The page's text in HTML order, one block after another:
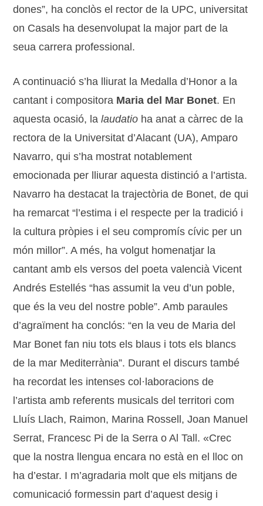
dones”, ha conclòs el rector de la UPC, universitat
on Casals ha desenvolupat la major part de la
seua carrera professional.
A continuació s’ha lliurat la Medalla d’Honor a la
cantant i compositora Maria del Mar Bonet. En
aquesta ocasió, lalaudatio ha anat a càrrec de la
rectora de la Universitat d’Alacant (UA), Amparo
Navarro, qui s’ha mostrat notablement
emocionada per lliurar aquesta distinció a l’artista.
Navarro ha destacat la trajectòria de Bonet, de qui
ha remarcat “l’estima i el respecte per la tradició i
la cultura pròpies i el seu compromís cívic per un
món millor”. A més, ha volgut homenatjar la
cantant amb els versos del poeta valencià Vicent
Andrés Estellés “has assumit la veu d’un poble,
que és la veu del nostre poble”. Amb paraules
d’agraïment ha conclós: “en la veu de Maria del
Mar Bonet fan niu tots els blaus i tots els blancs
de la mar Mediterrània”. Durant el discurs també
ha recordat les intenses col·laboracions de
l’artista amb referents musicals del territori com
Lluís Llach, Raimon, Marina Rossell, Joan Manuel
Serrat, Francesc Pi de la Serra o Al Tall. «Crec
que la nostra llengua encara no està en el lloc on
ha d’estar. I m’agradaria molt que els mitjans de
comunicació formessin part d’aquest desig i